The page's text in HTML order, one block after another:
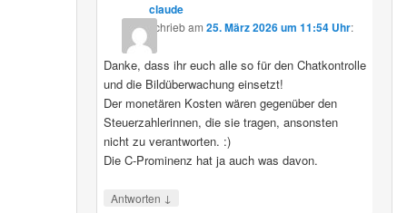
claude
schriebam 25. März 2026 um 11:54 Uhr:
Danke, dass ihr euch alle so für den Chatkontrolle
und die Bildüberwachung einsetzt!
Der monetären Kosten wären gegenüber den
Steuerzahlerinnen, die sie tragen, ansonsten
nicht zu verantworten. :)
Die C-Prominenz hat ja auch was davon.
Antworten ↓